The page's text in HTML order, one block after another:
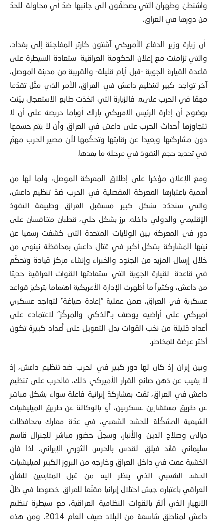
واشنطن وطهران التي يصطفّون إلى جانبها ضدّ أي محاولة للحدّ
من دورها في العراق.
أن زيارة وزير الدفاع الأمريكي آشتون كارتر المفاجئة إلى بغداد،
والتي تزامنت مع إعلان الحكومة العراقية استعادة السيطرة على
قاعدة القيارة الجوية -قبل أيام قليلة- والقريبة من مدينة الموصل،
آخر تواجد كبير لتنظيم داعش في العراق، الأمر الذي مثّل تقدّما
مهمّا في الحرب علىه. فالزيارة التي اتخذت طابع الاستعجال بيّنت
بوضوح أن إدارة الرئيس الامريكي باراك أوباما حريصة على أن لا
تتجاوزها أحداث الحرب على داعش في العراق وأن لا يتم حسمها
دون مشاركتها وبعيدا عن رقابتها وتحكّمها لأن مصير الحرب مهمّ
في تحديد حجم النفوذ في مرحلة ما بعدها.
ومع الإعلان مؤخرا على إطلاق المعركة الموصل، ولما لها من
أهمية باعتبارها المعركة المفصلية في الحرب ضدّ تنظيم داعش،
والتي ستحدّد بشكل كبير مستقبل العراق وطبيعة النفوذ
الإقليمي والدولي داخله. برز بشكل جلي، قطبان متنافسان على
دور في المعركة بين الولايات المتحدة التي كشفت رسميا عن
نيتها المشاركة بشكل أكبر في قتال داعش بمحافظة نينوى من
خلال إرسال المزيد من الجنود والخبراء وإنشاء مركز قيادة وتحكّم
في قاعدة القيارة الجوية التي استعادتها القوات العراقية حديثا
من داعش، وكثيراً ما أظهرت الإدارة الأمريكية اهتماما بتركيز قواعد
عسكرية في العراق، ضمن عملية “إعادة صياغة” لتواجد عسكري
أميركي على أراضيه يوصف بـ”الذكي والمركّز” لاعتماده على
أعداد قليلة من نخب القوات بدل التعويل على أعداد كبيرة تكون
أكثر عرضة للمخاطر.
وبين إيران إذ كان لها دور كبير في الحرب ضد تنظيم داعش، إذ
لا يغيب عن ذهن صانع القرار الأميركي ذلك، فالحرب على تنظيم
داعش في العراق، تمّت بمشاركة إيرانية فاعلة سواء بشكل مباشر
عن طريق مستشارين عسكريين، أو بالوكالة عن طريق الميليشيات
الشيعية المشكّلة للحشد الشعبي، في عدّة معارك بمحافظات
ديالى وصلاح الدين والأنبار، وسجلّ حضور مباشر للجنرال قاسم
سليماني قائد فيلق القدس بالحرس الثوري الإيراني. لذا فإن
الخشية عمت في داخل العراق وخارجه من البروز الكبير لميليشيات
الحشد الشعبي الذي ينظر إليه من قبل المتابعين للشأن
العراقي باعتباره جيش احتلال إيرانيا مقنّعا للعراق، خصوصا في ظلّ
الانهيار الذي ألمّ بالقوات النظامية العراقية، مع سيطرة تنظيم
داعش لمناطق شاسعة من البلاد صيف العام 2014. ومن هذه